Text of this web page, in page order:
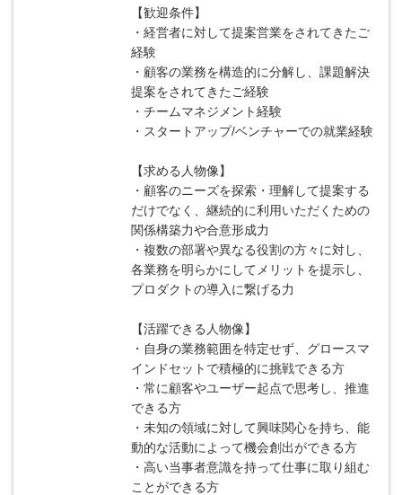
【歓迎条件】
・経営者に対して提案営業をされてきたご
経験
・顧客の業務を構造的に分解し、課題解決
提案をされてきたご経験
・チームマネジメント経験
・スタートアップ/ベンチャーでの就業経験
【求める人物像】
・顧客のニーズを探索・理解して提案する
だけでなく、継続的に利用いただくための
関係構築力や合意形成力
・複数の部署や異なる役割の方々に対し、
各業務を明らかにしてメリットを提示し、
プロダクトの導入に繋げる力
【活躍できる人物像】
・自身の業務範囲を特定せず、グロースマ
インドセットで積極的に挑戦できる方
・常に顧客やユーザー起点で思考し、推進
できる方
・未知の領域に対して興味関心を持ち、能
動的な活動によって機会創出ができる方
・高い当事者意識を持って仕事に取り組む
ことができる方